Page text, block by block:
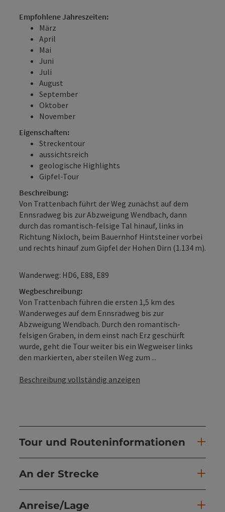
Empfohlene Jahreszeiten:
März
April
Mai
Juni
Juli
August
September
Oktober
November
Eigenschaften:
Streckentour
aussichtsreich
geologische Highlights
Gipfel-Tour
Beschreibung:
Von Trattenbach führt der Weg zunächst auf dem
Ennsradweg bis zur Abzweigung Wendbach, dann
durch das romantisch-felsige Tal hinauf, links in
Richtung Nixloch, beim Bauernhof Hintsteiner vorbei
und rechts hinauf zum Gipfel der Hohen Dirn (1.134 m).
Wanderweg: HD6, E88, E89
Wegbeschreibung:
Von Trattenbach führen die ersten 1,5 km des
Wanderweges auf dem Ennsradweg bis zur
Abzweigung Wendbach. Durch den romantisch-
felsigen Graben, in dem einst nach Erz geschürft
wurde, geht die Tour weiter bis ein Wegweiser links
den markierten, aber steilen Weg zum ...
Beschreibung vollständig anzeigen
Tour und Routeninformationen
An der Strecke
Anreise/Lage